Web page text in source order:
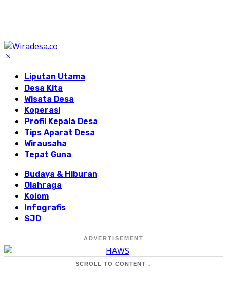
Liputan Utama
Desa Kita
Wisata Desa
Koperasi
Profil Kepala Desa
Tips Aparat Desa
Wirausaha
Tepat Guna
Budaya & Hiburan
Olahraga
Kolom
Infografis
SJD
ADVERTISEMENT
SCROLL TO CONTENT ↓